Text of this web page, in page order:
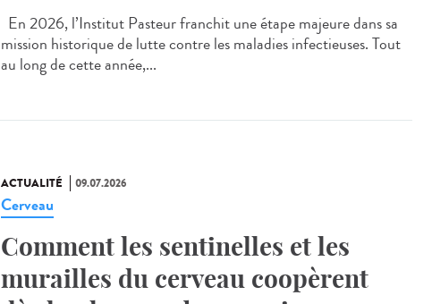
En 2026, l’Institut Pasteur franchit une étape majeure dans sa
mission historique de lutte contre les maladies infectieuses. Tout
au long de cette année,...
ACTUALITÉ 09.07.2026
Cerveau
Comment les sentinelles et les
murailles du cerveau coopèrent